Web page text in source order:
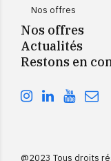
Nos offres
Nos offres
Actualités
Restons en
@2023 Tous droits